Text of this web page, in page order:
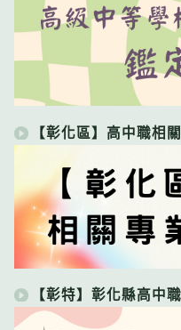
【彰化區】高中職相
【彰特】彰化縣高中